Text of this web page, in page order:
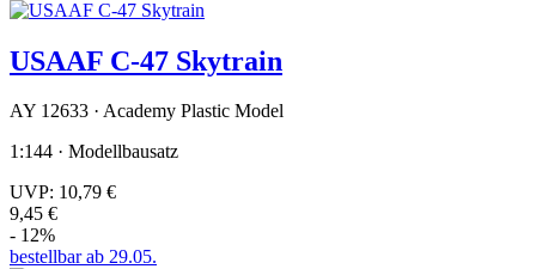
USAAF C-47 Skytrain
AY 12633 · Academy Plastic Model
1:144 · Modellbausatz
UVP: 10,79 €
9,45 €
- 12%
bestellbar ab 29.05.